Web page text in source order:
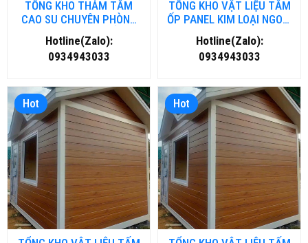
TỔNG KHO THẢM TẤM
CAO SU CHUYÊN PHÒNG
GYM- FITNESS TẠI HỒ CHÍ
MINH
Hotline(Zalo):
0934943033
TỔNG KHO VẬT LIỆU TẤM
ỐP PANEL KIM LOẠI NGOÀI
TRỜI TẠI NGHỆ AN
Hotline(Zalo):
0934943033
Hot Hot